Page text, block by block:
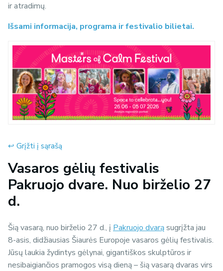
ir atradimų.
Išsami informacija, programa ir festivalio bilietai.
↩︎ Grįžti į sąrašą
Vasaros gėlių festivalis
Pakruojo dvare. Nuo birželio 27
d.
Šią vasarą, nuo birželio 27 d., į Pakruojo dvarąsugrįžta jau
8-asis, didžiausias Šiaurės Europoje vasaros gėlių festivalis.
Jūsų laukia žydintys gėlynai, gigantiškos skulptūros ir
nesibaigiančios pramogos visą dieną – šią vasarą dvaras virs